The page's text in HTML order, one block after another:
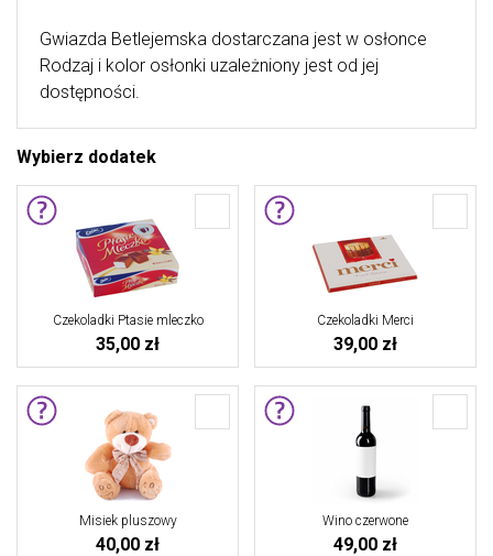
Gwiazda Betlejemska dostarczana jest w osłonce
Rodzaj i kolor osłonki uzależniony jest od jej
dostępności.
Wybierz dodatek
Czekoladki Ptasie mleczko
35,00 zł
Czekoladki Merci
39,00 zł
Misiek pluszowy
40,00 zł
Wino czerwone
49,00 zł